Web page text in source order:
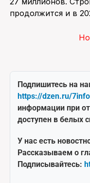
продолжится и в
Подпишитесь на
https://dzen.ru/
информации при
доступен в белых
У нас есть
Рассказываем о
Подписывайтесь: